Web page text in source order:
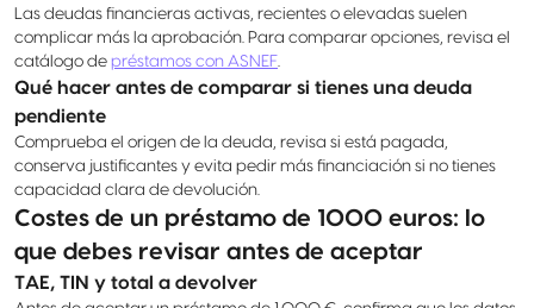
Las deudas financieras activas, recientes o elevadas suelen
complicar más la aprobación. Para comparar opciones, revisa el
catálogo de préstamos con ASNEF.
Qué hacer antes de comparar si tienes una deuda
pendiente
Comprueba el origen de la deuda, revisa si está pagada,
conserva justificantes y evita pedir más financiación si no tienes
capacidad clara de devolución.
Costes de un préstamo de 1000 euros: lo
que debes revisar antes de aceptar
TAE, TIN y total a devolver